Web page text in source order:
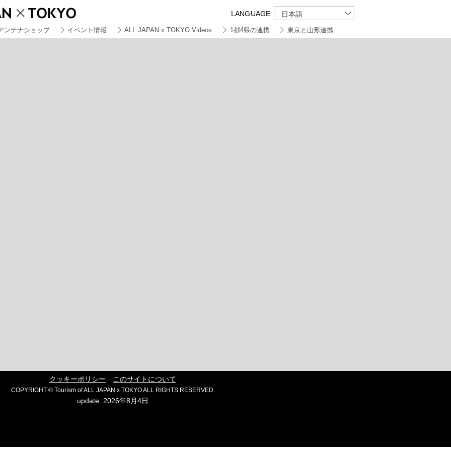
LANGUAGE 日本語
ンテナショップ イベント情報 ALL JAPAN x TOKYO Videos 1都4県の連携 東京と山形連携
クッキーポリシー このサイトについて
COPYRIGHT © Tourism of ALL JAPAN x TOKYO ALL RIGHTS RESERVED.
update: 2026年8月4日